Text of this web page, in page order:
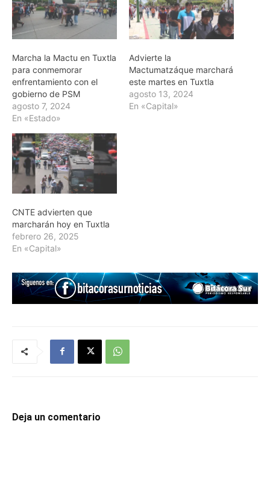
Marcha la Mactu en Tuxtla
para conmemorar
enfrentamiento con el
gobierno de PSM
agosto 7, 2024
En «Estado»
Advierte la
Mactumatzáque marchará
este martes en Tuxtla
agosto 13, 2024
En «Capital»
CNTE advierten que
marcharán hoy en Tuxtla
febrero 26, 2025
En «Capital»
Deja un comentario